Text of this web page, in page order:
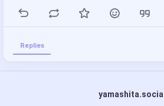
Replies
yamashita.social